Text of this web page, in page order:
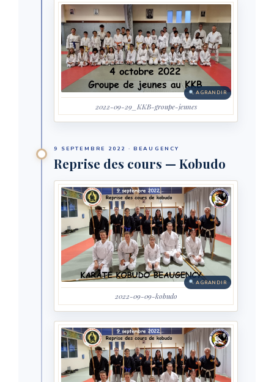
AGRANDIR
2022-09-29_KKB-groupe-jeunes
9 SEPTEMBRE 2022 · BEAUGENCY
Reprise des cours — Kobudo
AGRANDIR
2022-09-09-kobudo